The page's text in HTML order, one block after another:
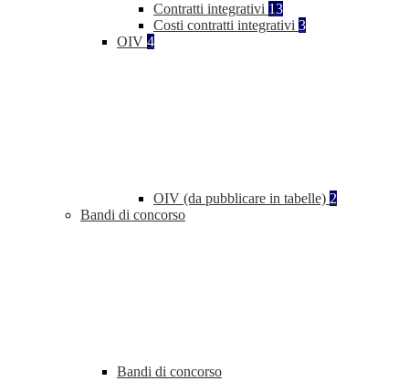
Contratti integrativi 13
Costi contratti integrativi 3
OIV 4
OIV (da pubblicare in tabelle) 2
Bandi di concorso
Bandi di concorso